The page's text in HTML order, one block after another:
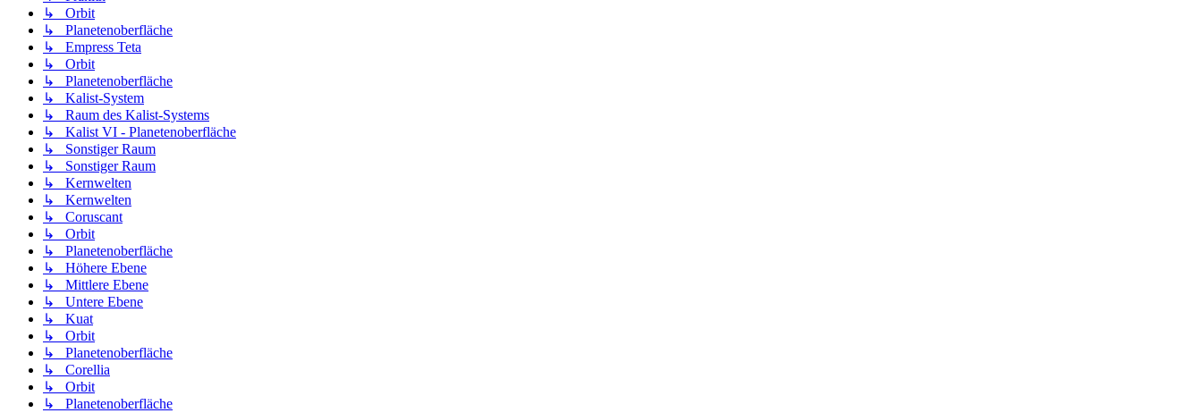
↳ Orbit
↳ Planetenoberfläche
↳ Empress Teta
↳ Orbit
↳ Planetenoberfläche
↳ Kalist-System
↳ Raum des Kalist-Systems
↳ Kalist VI - Planetenoberfläche
↳ Sonstiger Raum
↳ Sonstiger Raum
↳ Kernwelten
↳ Kernwelten
↳ Coruscant
↳ Orbit
↳ Planetenoberfläche
↳ Höhere Ebene
↳ Mittlere Ebene
↳ Untere Ebene
↳ Kuat
↳ Orbit
↳ Planetenoberfläche
↳ Corellia
↳ Orbit
↳ Planetenoberfläche